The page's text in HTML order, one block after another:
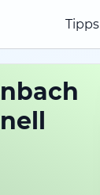
Tipps